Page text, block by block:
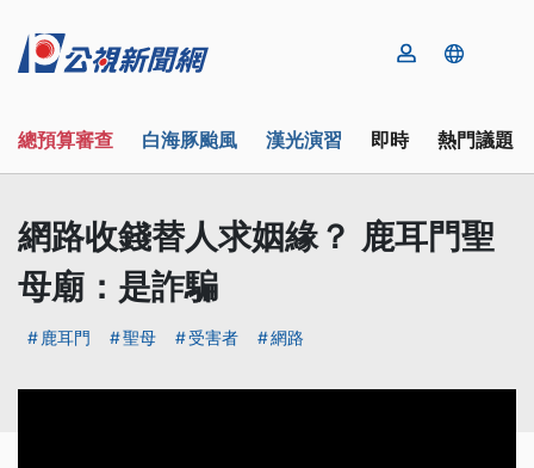
總預算審查 白海豚颱風 漢光演習 即時 熱門議題
網路收錢替人求姻緣？ 鹿耳門聖
母廟：是詐騙
鹿耳門 聖母 受害者 網路